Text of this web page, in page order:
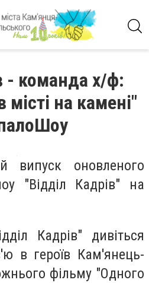
- команда х/ф:
на камені"
випуск оновленого
"Відділ Кадрів" на
Кадрів" дивіться
в героїв Кам'янець-
фільму "Одного